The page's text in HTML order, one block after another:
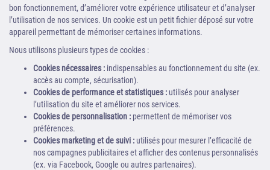
bon fonctionnement, d’améliorer votre expérience utilisateur et d’analyser
l’utilisation de nos services. Un cookie est un petit fichier déposé sur votre
appareil permettant de mémoriser certaines informations.
Nous utilisons plusieurs types de cookies :
Cookies nécessaires : indispensables au fonctionnement du site (ex.
accès au compte, sécurisation).
Cookies de performance et statistiques : utilisés pour analyser
l’utilisation du site et améliorer nos services.
Cookies de personnalisation : permettent de mémoriser vos
préférences.
Cookies marketing et de suivi : utilisés pour mesurer l’efficacité de
nos campagnes publicitaires et afficher des contenus personnalisés
(ex. via Facebook, Google ou autres partenaires).